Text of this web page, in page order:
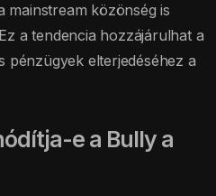
mainstream közönség is
a tendencia hozzájárulhat a
pénzügyek elterjedéséhez a
e a Bully a